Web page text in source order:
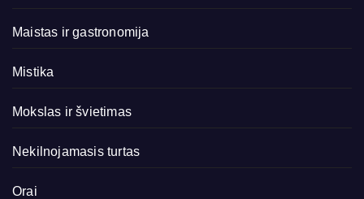
Maistas ir gastronomija
Mistika
Mokslas ir švietimas
Nekilnojamasis turtas
Orai